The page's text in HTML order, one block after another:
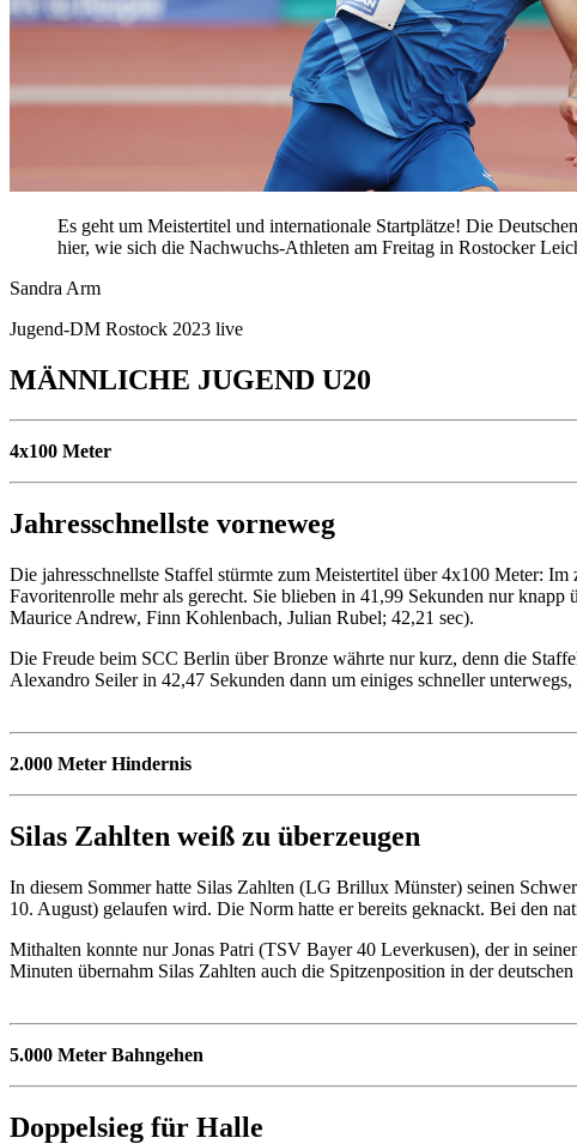
Es geht um Meistertitel und internationale Startplätze! Die
hier, wie sich die Nachwuchs-Athleten am Freitag in Rostocker
Sandra Arm
Jugend-DM Rostock 2023 live
MÄNNLICHE JUGEND U20
4x100 Meter
Jahresschnellste vorneweg
Die jahresschnellste Staffel stürmte zum Meistertitel über 4x100 Meter:
Favoritenrolle mehr als gerecht. Sie blieben in 41,99 Sekunden nur
Maurice Andrew, Finn Kohlenbach, Julian Rubel; 42,21 sec).
Die Freude beim SCC Berlin über Bronze währte nur kurz, denn die
Alexandro Seiler in 42,47 Sekunden dann um einiges schneller
2.000 Meter Hindernis
Silas Zahlten weiß zu überzeugen
In diesem Sommer hatte Silas Zahlten (LG Brillux Münster) seinen
10. August) gelaufen wird. Die Norm hatte er bereits geknackt. Bei den
Mithalten konnte nur Jonas Patri (TSV Bayer 40 Leverkusen), der in
Minuten übernahm Silas Zahlten auch die Spitzenposition in der
5.000 Meter Bahngehen
Doppelsieg für Halle